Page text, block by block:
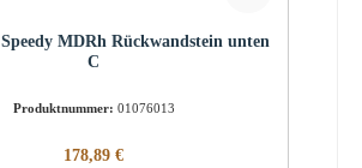
MDRh Rückwandstein unten
C
Produktnummer: 01076013
Regulärer Preis:
178,89 €